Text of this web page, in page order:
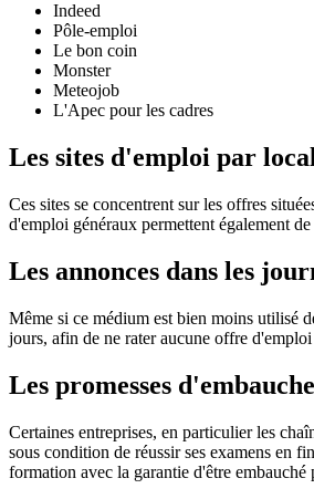
Indeed
Pôle-emploi
Le bon coin
Monster
Meteojob
L'Apec pour les cadres
Les sites d'emploi par
Ces sites se concentrent sur les offres
d'emploi généraux permettent également
Les annonces dans les
Même si ce médium est bien moins utilisé
jours, afin de ne rater aucune offre
Les promesses
Certaines entreprises, en particulier les
sous condition de réussir ses examens en
formation avec la garantie d'être embauché